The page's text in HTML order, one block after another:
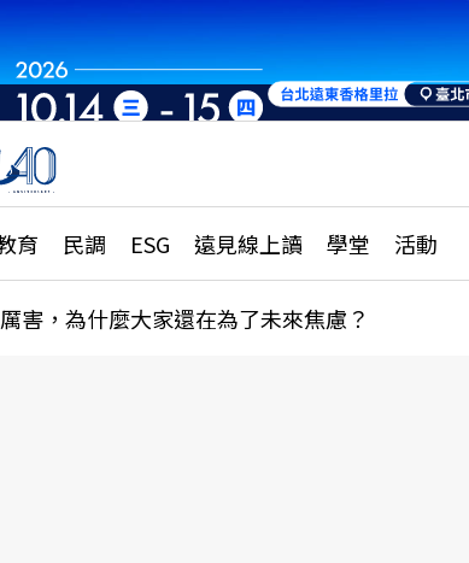
育 民調 ESG 遠見線上讀 學堂 活動
升學、職涯攻略
施政調查全解析
更多訂閱方案
害，為什麼大家還在為了未來焦慮？